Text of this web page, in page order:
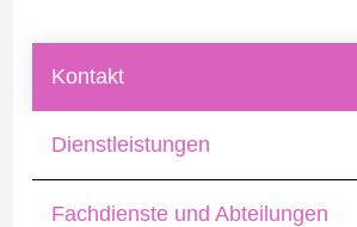
Kontakt
Dienstleistungen
Fachdienste und Abteilungen